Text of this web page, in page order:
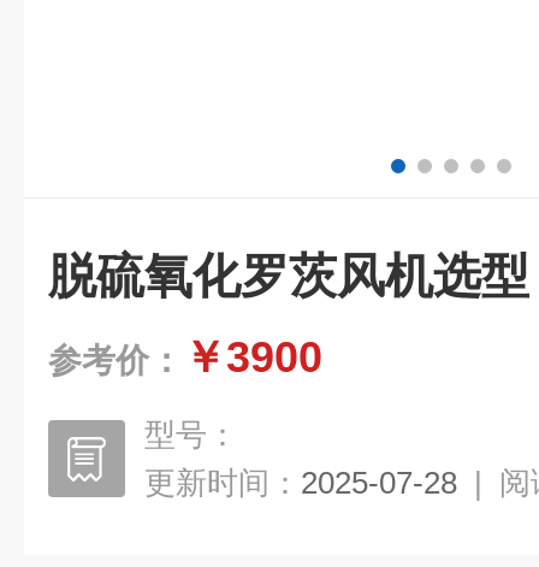
脱硫氧化罗茨风机选型
参考价： ￥3900
型号：
更新时间： 2025-07-28 | 阅